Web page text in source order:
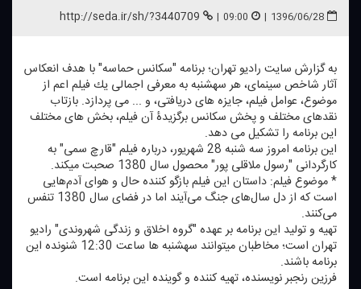
1396/06/28
|
09:00
|
http://seda.ir/sh/?3440709
به گزارش سایت رادیو تهران؛ برنامه "سكانس حماسه" با هدف انعكاس
آثار شاخص سینمای، هر سه‎شنبه به معرفی اجمالی یك فیلم اعم از
موضوع، عوامل فیلم، جایزه های دریافتی، و ... می پردازد. بازتاب
نقدهای مختلف و پخش سكانس برگزیدۀ آن فیلم، بخش های مختلف
این برنامه را تشكیل می دهد.
این برنامه امروز سه شنبه 28 شهریور، درباره فیلم "قارچ سمی" به
كارگردانی "رسول ملاقلی پور" محصول سال 1380 صحبت می‎كند.
* موضوع فیلم: داستان این فیلم بازگو كننده حال و هوای آدم‌هایی
است كه از دل سال‌های جنگ می‌آیند اما در فضای سال 1380 تنفس
می‌كنند.
تهیه و تولید این برنامه بر عهده "گروه اخلاق و زندگی شهروندی" رادیو
تهران است؛ مخاطبان می‎توانند سه‎شنبه ها ساعت 12:30 شنونده این
برنامه باشند.
فرزین رنجبر نویسنده، تهیه كننده و گوینده این برنامه است.